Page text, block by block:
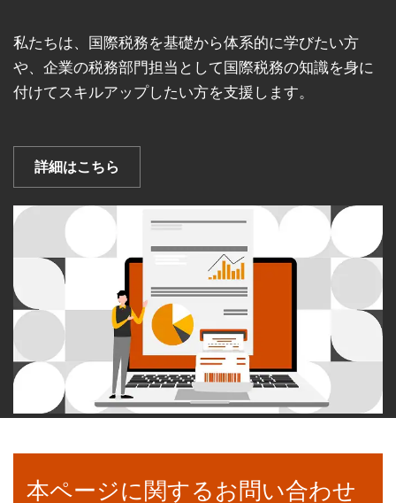
私たちは、国際税務を基礎から体系的に学びたい方
や、企業の税務部門担当として国際税務の知識を身に
付けてスキルアップしたい方を支援します。
詳細はこちら
本ページに関するお問い合わせ